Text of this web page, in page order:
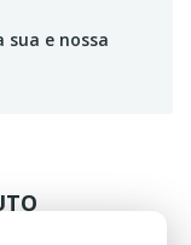
sua e nossa